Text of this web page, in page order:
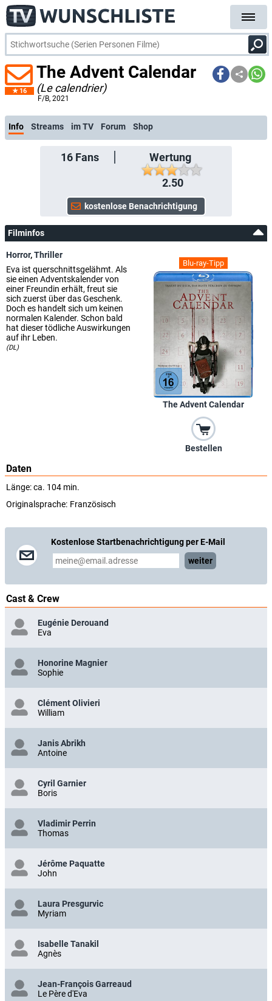
16
The Advent Calendar
(Le calendrier)
F/B, 2021
Info Streams im TV Forum Shop
16Fans
Wertung
2.50
Filminfos
Blu-ray-Tipp
The Advent Calendar
Bestellen
Horror,Thriller
Eva ist querschnittsgelähmt. Als
sie einen Adventskalender von
einer Freundin erhält, freut sie
sich zuerst über das Geschenk.
Doch es handelt sich um keinen
normalen Kalender. Schon bald
hat dieser tödliche Auswirkungen
auf ihr Leben.
(DL)
Daten
Länge: ca. 104 min.
Originalsprache: Französisch
Kostenlose Startbenachrichtigung per E-Mail
weiter
Cast & Crew
Eugénie Derouand
Eva
Honorine Magnier
Sophie
Clément Olivieri
William
Janis Abrikh
Antoine
Cyril Garnier
Boris
Vladimir Perrin
Thomas
Jérôme Paquatte
John
Laura Presgurvic
Myriam
Isabelle Tanakil
Agnès
Jean-François Garreaud
Le Père d'Eva